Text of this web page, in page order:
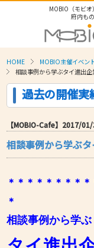
MOBIO（モビ
府内も
HOME
MOBIO主催イベン
相談事例から学ぶタイ進出
過去の開催実
【MOBIO-Cafe】2017/
相談事例から学ぶ
＊＊＊＊＊＊＊＊
＊
相談事例から学ぶ